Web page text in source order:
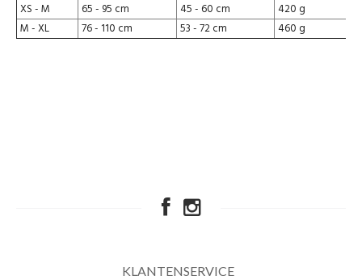
XS - M
65 - 95 cm 45 - 60 cm
420 g
M - XL
76 - 110 cm 53 - 72 cm 460 g
KLANTENSERVICE